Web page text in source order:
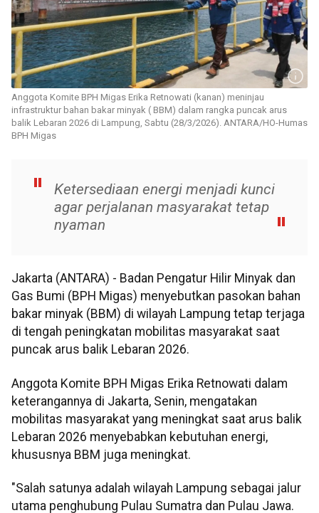
Anggota Komite BPH Migas Erika Retnowati (kanan) meninjau
infrastruktur bahan bakar minyak ( BBM) dalam rangka puncak arus
balik Lebaran 2026 di Lampung, Sabtu (28/3/2026). ANTARA/HO-Humas
BPH Migas
Ketersediaan energi menjadi kunci
agar perjalanan masyarakat tetap
nyaman
Jakarta (ANTARA) - Badan Pengatur Hilir Minyak dan
Gas Bumi (BPH Migas) menyebutkan pasokan bahan
bakar minyak (BBM) di wilayah Lampung tetap terjaga
di tengah peningkatan mobilitas masyarakat saat
puncak arus balik Lebaran 2026.
Anggota Komite BPH Migas Erika Retnowati dalam
keterangannya di Jakarta, Senin, mengatakan
mobilitas masyarakat yang meningkat saat arus balik
Lebaran 2026 menyebabkan kebutuhan energi,
khususnya BBM juga meningkat.
"Salah satunya adalah wilayah Lampung sebagai jalur
utama penghubung Pulau Sumatra dan Pulau Jawa.